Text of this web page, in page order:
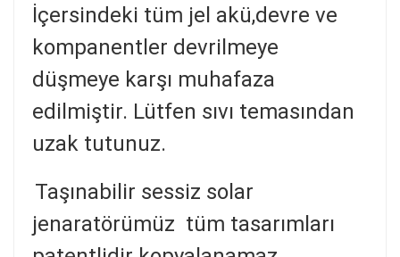
İçersindeki tüm jel akü,devre ve
kompanentler devrilmeye
düşmeye karşı muhafaza
edilmiştir. Lütfen sıvı temasından
uzak tutunuz.
Taşınabilir sessiz solar
jenaratörümüz tüm tasarımları